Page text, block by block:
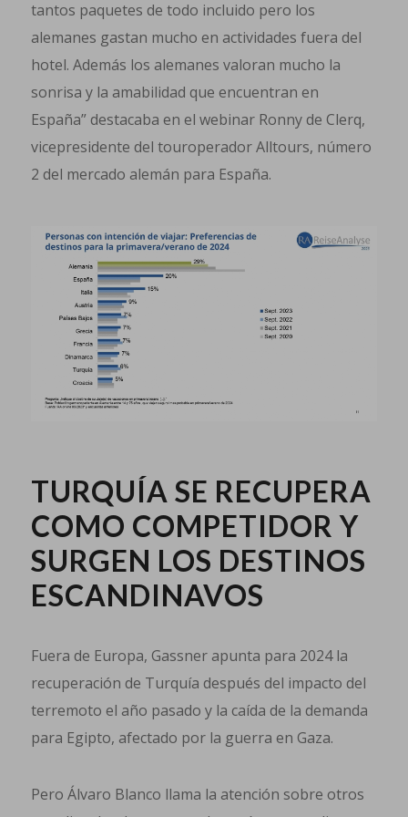
tantos paquetes de todo incluido pero los
alemanes gastan mucho en actividades fuera del
hotel. Además los alemanes valoran mucho la
sonrisa y la amabilidad que encuentran en
España” destacaba en el webinar Ronny de Clerq,
vicepresidente del touroperador Alltours, número
2 del mercado alemán para España.
TURQUÍA SE RECUPERA
COMO COMPETIDOR Y
SURGEN LOS DESTINOS
ESCANDINAVOS
Fuera de Europa, Gassner apunta para 2024 la
recuperación de Turquía después del impacto del
terremoto el año pasado y la caída de la demanda
para Egipto, afectado por la guerra en Gaza.
Pero Álvaro Blanco llama la atención sobre otros